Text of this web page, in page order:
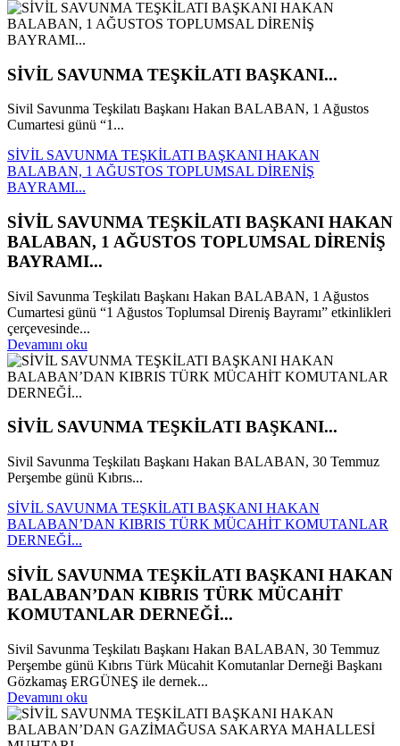
SİVİL SAVUNMA TEŞKİLATI BAŞKANI...
Sivil Savunma Teşkilatı Başkanı Hakan BALABAN, 1 Ağustos
Cumartesi günü “1...
SİVİL SAVUNMA TEŞKİLATI BAŞKANI HAKAN
BALABAN, 1 AĞUSTOS TOPLUMSAL DİRENİŞ
BAYRAMI...
SİVİL SAVUNMA TEŞKİLATI BAŞKANI HAKAN
BALABAN, 1 AĞUSTOS TOPLUMSAL DİRENİŞ
BAYRAMI...
Sivil Savunma Teşkilatı Başkanı Hakan BALABAN, 1 Ağustos
Cumartesi günü “1 Ağustos Toplumsal Direniş Bayramı” etkinlikleri
çerçevesinde...
Devamını oku
SİVİL SAVUNMA TEŞKİLATI BAŞKANI...
Sivil Savunma Teşkilatı Başkanı Hakan BALABAN, 30 Temmuz
Perşembe günü Kıbrıs...
SİVİL SAVUNMA TEŞKİLATI BAŞKANI HAKAN
BALABAN’DAN KIBRIS TÜRK MÜCAHİT KOMUTANLAR
DERNEĞİ...
SİVİL SAVUNMA TEŞKİLATI BAŞKANI HAKAN
BALABAN’DAN KIBRIS TÜRK MÜCAHİT
KOMUTANLAR DERNEĞİ...
Sivil Savunma Teşkilatı Başkanı Hakan BALABAN, 30 Temmuz
Perşembe günü Kıbrıs Türk Mücahit Komutanlar Derneği Başkanı
Gözkamaş ERGÜNEŞ ile dernek...
Devamını oku